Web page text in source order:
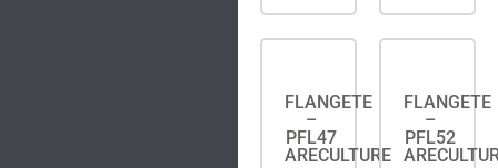
FLANGETE
–
PFL47
ARECULTURE
FLANGETE
–
PFL52